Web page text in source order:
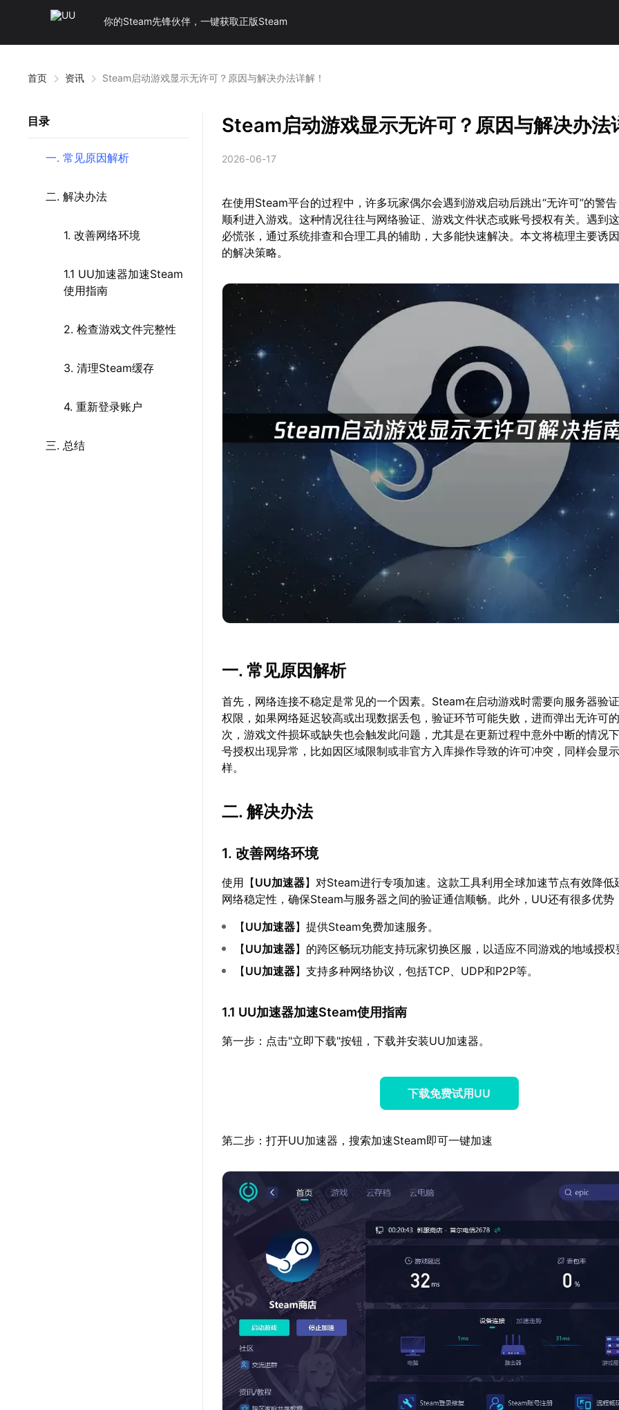
你的Steam先锋伙伴，一键获取正版Steam
首页 资讯 Steam启动游戏显示无许可？原因与解决办法详解！
目录
一. 常见原因解析
二. 解决办法
1. 改善网络环境
1.1 UU加速器加速Steam
使用指南
2. 检查游戏文件完整性
3. 清理Steam缓存
4. 重新登录账户
三. 总结
Steam启动游戏显示无许可？原因与解决办法
2026-06-17
在使用Steam平台的过程中，许多玩家偶尔会遇到游戏启动后跳出“无许可”的警
顺利进入游戏。这种情况往往与网络验证、游戏文件状态或账号授权有关。遇到
必慌张，通过系统排查和合理工具的辅助，大多能快速解决。本文将梳理主要诱
的解决策略。
一. 常见原因解析
首先，网络连接不稳定是常见的一个因素。Steam在启动游戏时需要向服务器验
权限，如果网络延迟较高或出现数据丢包，验证环节可能失败，进而弹出无许可
次，游戏文件损坏或缺失也会触发此问题，尤其是在更新过程中意外中断的情况
号授权出现异常，比如因区域限制或非官方入库操作导致的许可冲突，同样会显
样。
二. 解决办法
1. 改善网络环境
使用【UU加速器】对Steam进行专项加速。这款工具利用全球加速节点有效降低
网络稳定性，确保Steam与服务器之间的验证通信顺畅。此外，UU还有很多优势
【UU加速器】提供Steam免费加速服务。
【UU加速器】的跨区畅玩功能支持玩家切换区服，以适应不同游戏的地域授权
【UU加速器】支持多种网络协议，包括TCP、UDP和P2P等。
1.1 UU加速器加速Steam使用指南
第一步：点击"立即下载"按钮，下载并安装UU加速器。
下载免费试用UU
第二步：打开UU加速器，搜索加速Steam即可一键加速